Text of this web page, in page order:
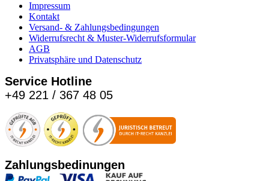
Impressum
Kontakt
Versand- & Zahlungsbedingungen
Widerrufsrecht & Muster-Widerrufsformular
AGB
Privatsphäre und Datenschutz
Service Hotline
+49 221 / 367 48 05
Zahlungsbedinungen